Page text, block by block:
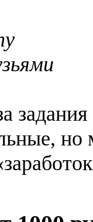
задания
но